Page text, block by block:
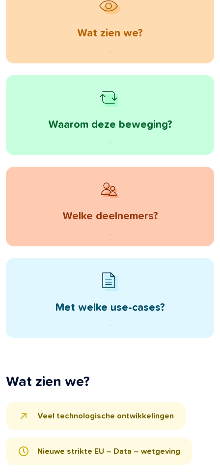
Wat zien we?
Waarom deze beweging?
Welke deelnemers?
Met welke use-cases?
Wat zien we?
Veel technologische ontwikkelingen
Nieuwe strikte EU – Data – wetgeving